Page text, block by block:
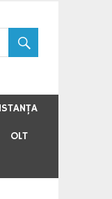
OLT